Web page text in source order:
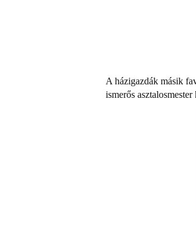
A házigazdák másik
ismerős